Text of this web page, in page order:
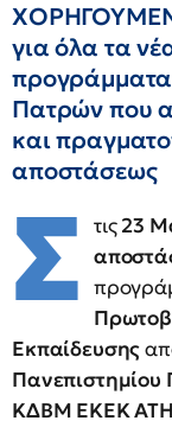
για όλα τα
προγράμματα
Πατρών που
και
αποστάσεως
Σ τις23
Εκπαίδευσης
ΚΔΒΜ ΕΚΕΚ